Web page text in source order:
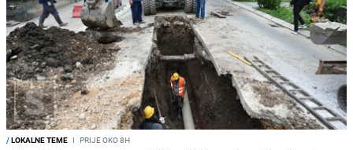
/LOKALNE TEME I PRIJE OKO 8H